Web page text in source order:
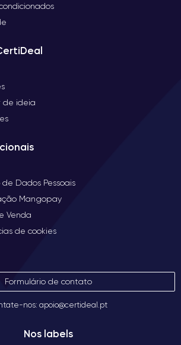
de ideia
Dados Pessoais
Mangopay
Venda
de cookies
Formulário de contato
nos: apoio@certideal.pt
Nos labels